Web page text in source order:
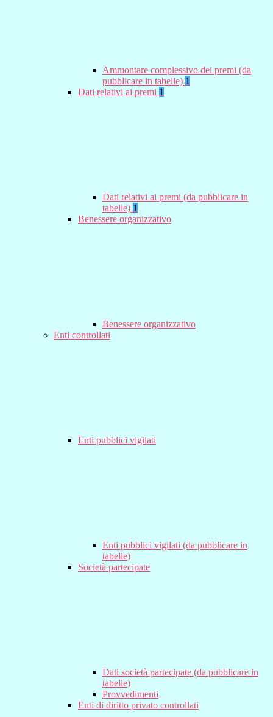
Ammontare complessivo dei premi (da
pubblicare in tabelle) 1
Dati relativi ai premi 1
Dati relativi ai premi (da pubblicare in
tabelle) 1
Benessere organizzativo
Benessere organizzativo
Enti controllati
Enti pubblici vigilati
Enti pubblici vigilati (da pubblicare in
tabelle)
Società partecipate
Dati società partecipate (da pubblicare in
tabelle)
Provvedimenti
Enti di diritto privato controllati